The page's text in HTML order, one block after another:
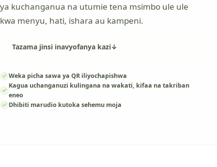
ya kuchanganua na utumie tena msimbo ule ule
kwa menyu, hati, ishara au kampeni.
Tazama jinsi inavyofanya kazi↓
Weka picha sawa ya QR iliyochapishwa
Kagua uchanganuzi kulingana na wakati, kifaa na takriban
eneo
Dhibiti marudio kutoka sehemu moja